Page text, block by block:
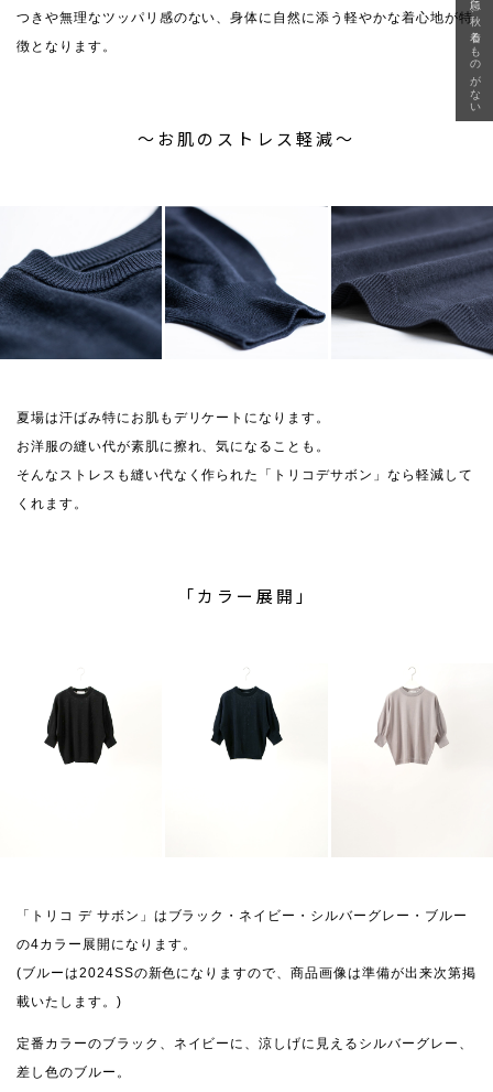
つきや無理なツッパリ感のない、身体に自然に添う軽やかな着心地が特
徴となります。
〜お肌のストレス軽減〜
夏場は汗ばみ特にお肌もデリケートになります。
お洋服の縫い代が素肌に擦れ、気になることも。
そんなストレスも縫い代なく作られた「トリコデサボン」なら軽減して
くれます。
「カラー展開」
「トリコ デ サボン」はブラック・ネイビー・シルバーグレー・ブルー
の4カラー展開になります。
(ブルーは2024SSの新色になりますので、商品画像は準備が出来次第掲
載いたします。)
定番カラーのブラック、ネイビーに、涼しげに見えるシルバーグレー、
差し色のブルー。
急に秋、着るものがない